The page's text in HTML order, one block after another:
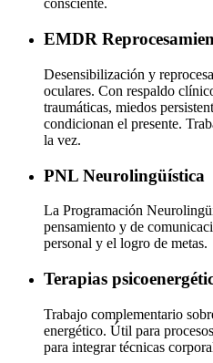
consciente.
EMDR
Desensibilización y
oculares. Con respaldo
traumáticas, miedos
condicionan el presente.
la vez.
PNL Neurolingüística
La Programación
pensamiento y de
personal y el logro de metas.
Terapias
Trabajo complementario
energético. Útil para
para integrar técnicas